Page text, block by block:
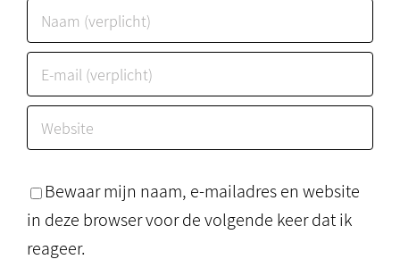
Bewaar mijn naam, e-mailadres en website
in deze browser voor de volgende keer dat ik
reageer.